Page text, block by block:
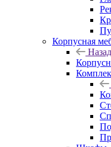
Корпусная
Назад